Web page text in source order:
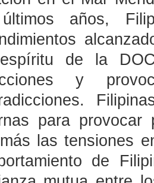
años,
de la
y
para provocar
las tensiones
de